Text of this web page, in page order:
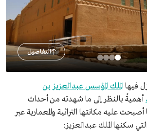
التفاصيل
فيهاالملك المؤسس عبدالعزيز بن
أهميةً بالنظر إلى ما شهدته من أحداث
عليه مكانتها التراثية والمعمارية عبر
سكنها الملك عبدالعزيز: